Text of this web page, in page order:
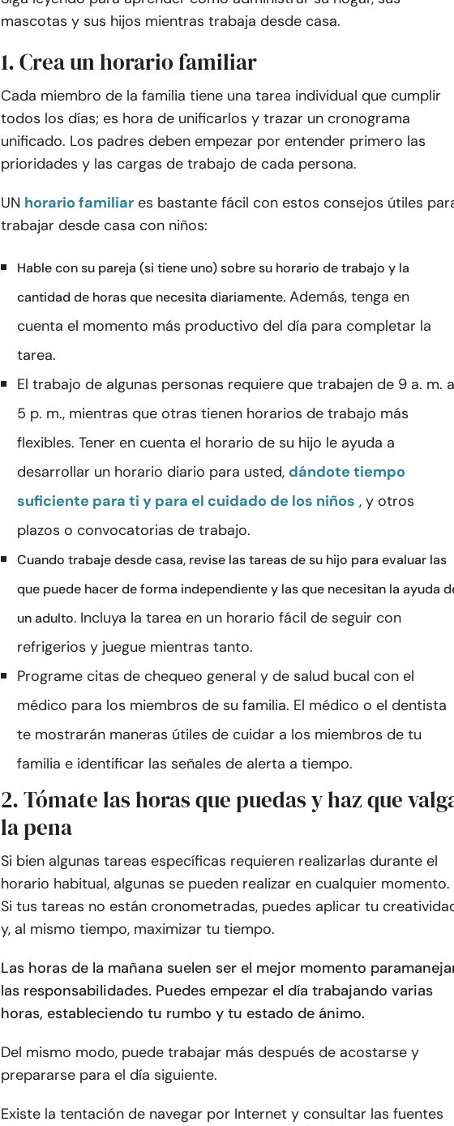
mascotas y sus hijos mientras trabaja desde casa.
1. Crea un horario familiar
Cada miembro de la familia tiene una tarea individual que cumplir
todos los días; es hora de unificarlos y trazar un cronograma
unificado. Los padres deben empezar por entender primero las
prioridades y las cargas de trabajo de cada persona.
UN horario familiar es bastante fácil con estos consejos útiles
trabajar desde casa con niños:
Hable con su pareja (si tiene uno) sobre su horario de trabajo y la
cantidad de horas que necesita diariamente. Además, tenga en
cuenta el momento más productivo del día para completar la
tarea.
El trabajo de algunas personas requiere que trabajen de 9 a. m. a
5 p. m., mientras que otras tienen horarios de trabajo más
flexibles. Tener en cuenta el horario de su hijo le ayuda a
desarrollar un horario diario para usted, dándote tiempo
suficiente para ti y para el cuidado de los niños , y otros
plazos o convocatorias de trabajo.
Cuando trabaje desde casa, revise las tareas de su hijo para evaluar las
que puede hacer de forma independiente y las que necesitan la ayuda
un adulto. Incluya la tarea en un horario fácil de seguir con
refrigerios y juegue mientras tanto.
Programe citas de chequeo general y de salud bucal con el
médico para los miembros de su familia. El médico o el dentista
te mostrarán maneras útiles de cuidar a los miembros de tu
familia e identificar las señales de alerta a tiempo.
2. Tómate las horas que puedas y haz que
la pena
Si bien algunas tareas específicas requieren realizarlas durante el
horario habitual, algunas se pueden realizar en cualquier momento.
Si tus tareas no están cronometradas, puedes aplicar tu
y, al mismo tiempo, maximizar tu tiempo.
Las horas de la mañana suelen ser el mejor momento para
las responsabilidades. Puedes empezar el día trabajando varias
horas, estableciendo tu rumbo y tu estado de ánimo.
Del mismo modo, puede trabajar más después de acostarse y
prepararse para el día siguiente.
Existe la tentación de navegar por Internet y consultar las fuentes